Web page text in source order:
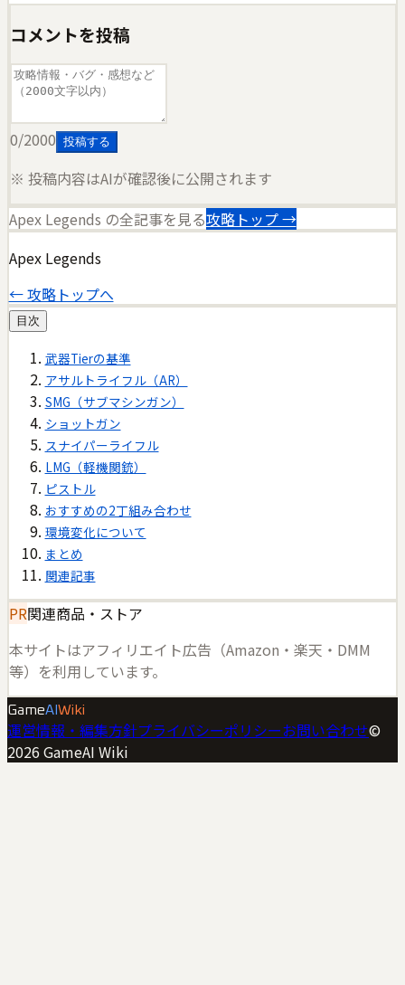
コメントを投稿
0/2000 投稿する
※ 投稿内容はAIが確認後に公開されます
Apex Legends の全記事を見る攻略トップ →
Apex Legends
← 攻略トップへ
目次
武器Tierの基準
アサルトライフル（AR）
SMG（サブマシンガン）
ショットガン
スナイパーライフル
LMG（軽機関銃）
ピストル
おすすめの2丁組み合わせ
環境変化について
まとめ
関連記事
PR関連商品・ストア
本サイトはアフィリエイト広告（Amazon・楽天・DMM
等）を利用しています。
GameAI Wiki
運営情報・編集方針プライバシーポリシーお問い合わせ©
2026 GameAI Wiki